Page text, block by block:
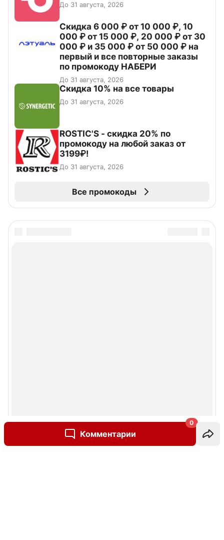
Комментарии
0
До 31 августа, 2026
Скидка 6 000 ₽ от 10 000 ₽, 10
000 ₽ от 15 000 ₽, 20 000 ₽ от 30
000 ₽ и 35 000 ₽ от 50 000 ₽ на
первый и все повторные заказы
по промокоду НАБЕРИ
До 31 августа, 2026
Скидка 10% на все товары
До 31 августа, 2026
ROSTIC'S - скидка 20% по
промокоду на любой заказ от
3199₽!
До 31 августа, 2026
Все промокоды